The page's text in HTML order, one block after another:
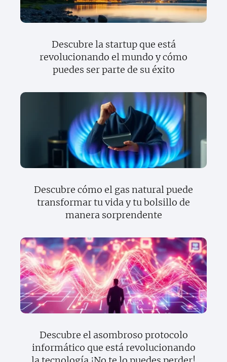
Descubre la startup que está
revolucionando el mundo y cómo
puedes ser parte de su éxito
Descubre cómo el gas natural puede
transformar tu vida y tu bolsillo de
manera sorprendente
Descubre el asombroso protocolo
informático que está revolucionando